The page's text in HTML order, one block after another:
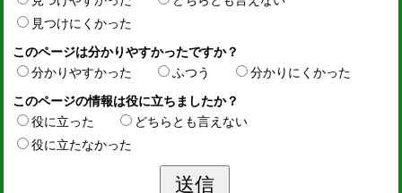
見つけにくかった
このページは分かりやすかったですか？
分かりやすかった
ふつう
分かりにくかった
このページの情報は役に立ちましたか？
役に立った
どちらとも言えない
役に立たなかった